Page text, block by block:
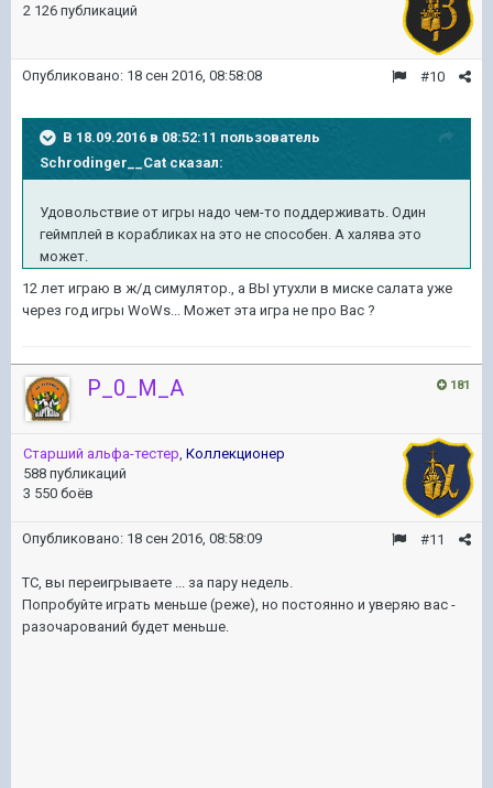
2 126 публикаций
#10
Опубликовано: 18 сен 2016, 08:58:08
В 18.09.2016 в 08:52:11 пользователь
Schrodinger__Cat сказал:
Удовольствие от игры надо чем-то поддерживать. Один
геймплей в корабликах на это не способен. А халява это
может.
12 лет играю в ж/д симулятор., а ВЫ утухли в миске салата уже
через год игры WoWs... Может эта игра не про Вас ?
181
P_0_M_A
Старший альфа-тестер, Коллекционер
588 публикаций
3 550 боёв
#11
Опубликовано: 18 сен 2016, 08:58:09
ТС, вы переигрываете ... за пару недель.
Попробуйте играть меньше (реже), но постоянно и уверяю вас -
разочарований будет меньше.